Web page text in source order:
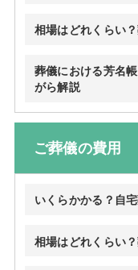
相場はどれくらい
葬儀における芳名
がら解説
ご葬儀の費用
いくらかかる？自
相場はどれくらい